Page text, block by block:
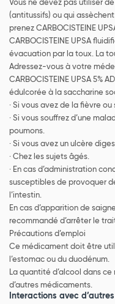
Vous ne devez pas utiliser
(antitussifs) ou qui
prenez CARBOCISTEINE
CARBOCISTEINE UPSA
évacuation par la toux. La
Adressez-vous à votre
CARBOCISTEINE UPSA 5%
édulcorée à la saccharine
· Si vous avez de la fièvre
· Si vous souffrez d’une
poumons.
· Si vous avez un ulcère
· Chez les sujets âgés.
· En cas d’administration
susceptibles de provoquer
l’intestin.
En cas d’apparition de
recommandé d’arrêter le
Précautions d’emploi
Ce médicament doit être
l’estomac ou du duodénum.
La quantité d’alcool dans
d’autres médicaments.
Interactions avec